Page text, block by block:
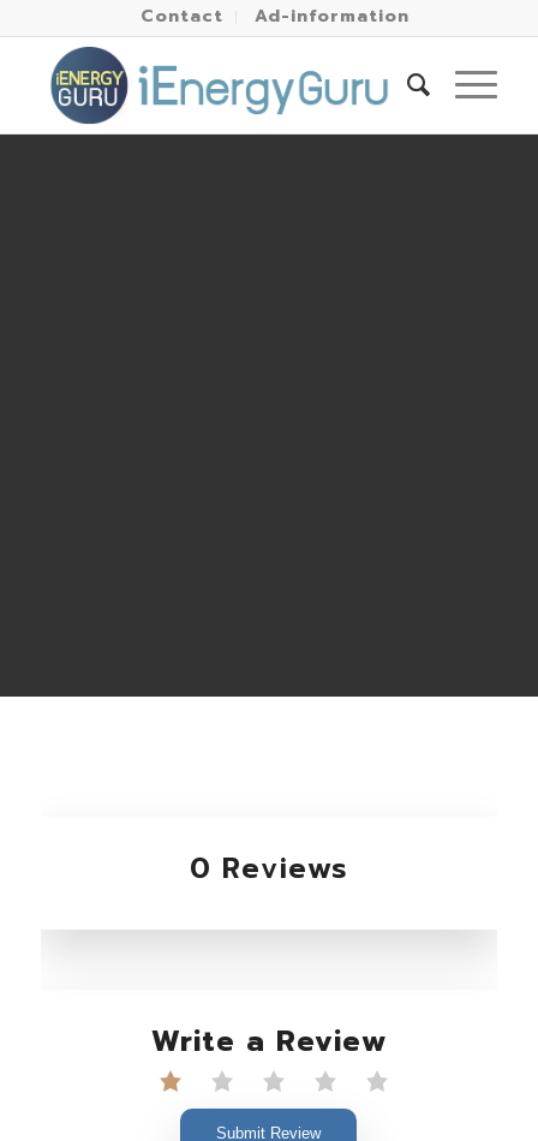
Contact Ad-information
0 Reviews
Write a Review
Submit Review